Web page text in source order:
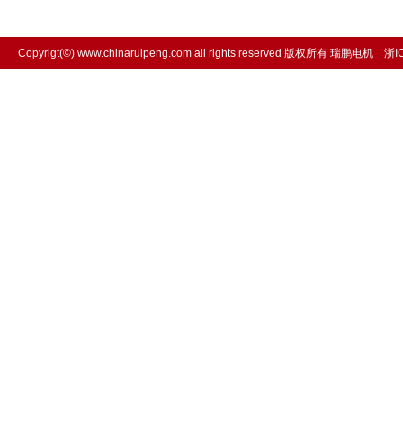
Copyrigt(©) www.chinaruipeng.com all rights reserved 版权所有 瑞鹏电机 浙